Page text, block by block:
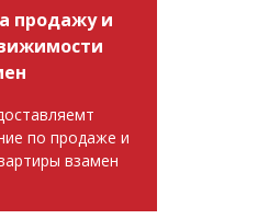
продажу и
по продаже и
взамен